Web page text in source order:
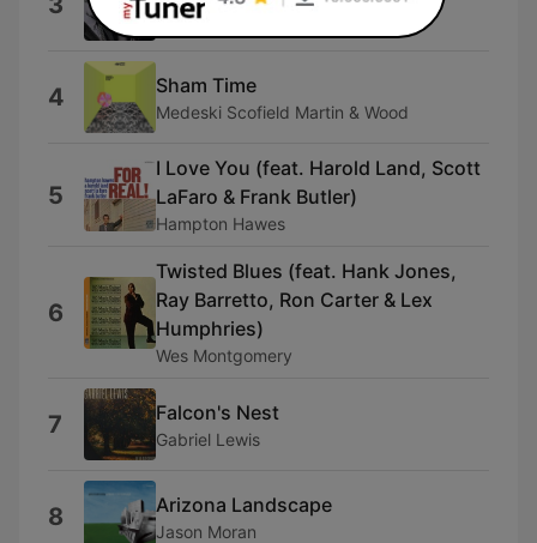
Chet Baker
4 Sham Time
Medeski Scofield Martin & Wood
5
I Love You (feat. Harold Land, Scott
LaFaro & Frank Butler)
Hampton Hawes
6
Twisted Blues (feat. Hank Jones,
Ray Barretto, Ron Carter & Lex
Humphries)
Wes Montgomery
7 Falcon's Nest
Gabriel Lewis
8 Arizona Landscape
Jason Moran